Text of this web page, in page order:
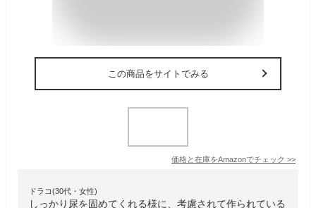
この商品をサイトでみる
価格と在庫をAmazonでチェック >>
ドラコ(30代・女性)
しっかり尿を固めてくれる様に、考慮されて作られている